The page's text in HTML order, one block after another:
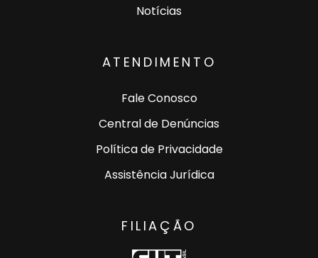
Notícias
ATENDIMENTO
Fale Conosco
Central de Denúncias
Política de Privacidade
Assistência Jurídica
FILIAÇÃO